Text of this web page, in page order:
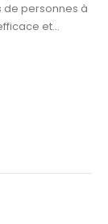
de personnes à
et...